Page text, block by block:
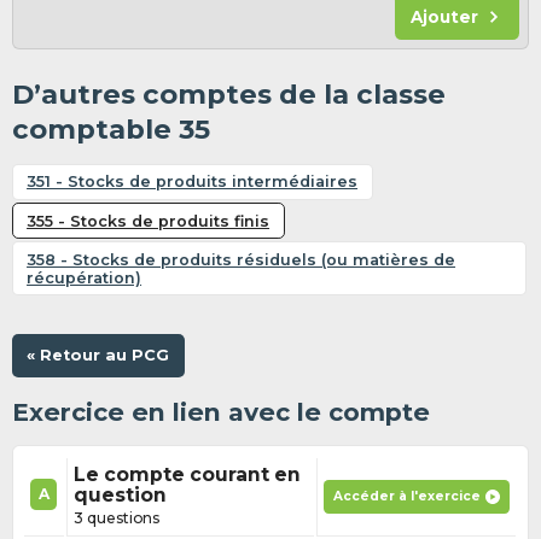
Ajouter
D’autres comptes de la classe
comptable 35
351 - Stocks de produits intermédiaires
355 - Stocks de produits finis
358 - Stocks de produits résiduels (ou matières de
récupération)
« Retour au PCG
Exercice en lien avec le compte
A
Le compte courant en
question
3 questions
Accéder à l'exercice